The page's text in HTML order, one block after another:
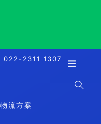
022-2311 1307
物流方案